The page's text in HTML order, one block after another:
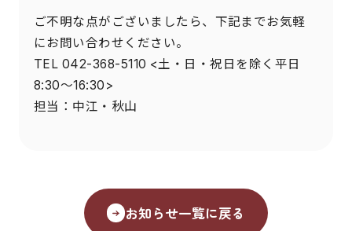
ご不明な点がございましたら、下記までお気軽
にお問い合わせください。
TEL 042-368-5110 <土・日・祝日を除く平日
8:30～16:30>
担当：中江・秋山
お知らせ一覧に戻る